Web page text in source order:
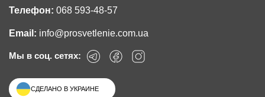
Телефон: 068 593-48-57
Email: info@prosvetlenie.com.ua
Мы в соц. сетях:
СДЕЛАНО В УКРАИНЕ